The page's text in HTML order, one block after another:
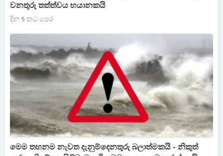
වනතුරු තත්ත්වය භයානකයි
දින 5 කට පෙර
මෙම තහනම නැවත දැනුම්දෙනතුරු බලාත්මකයි - නිකුත්